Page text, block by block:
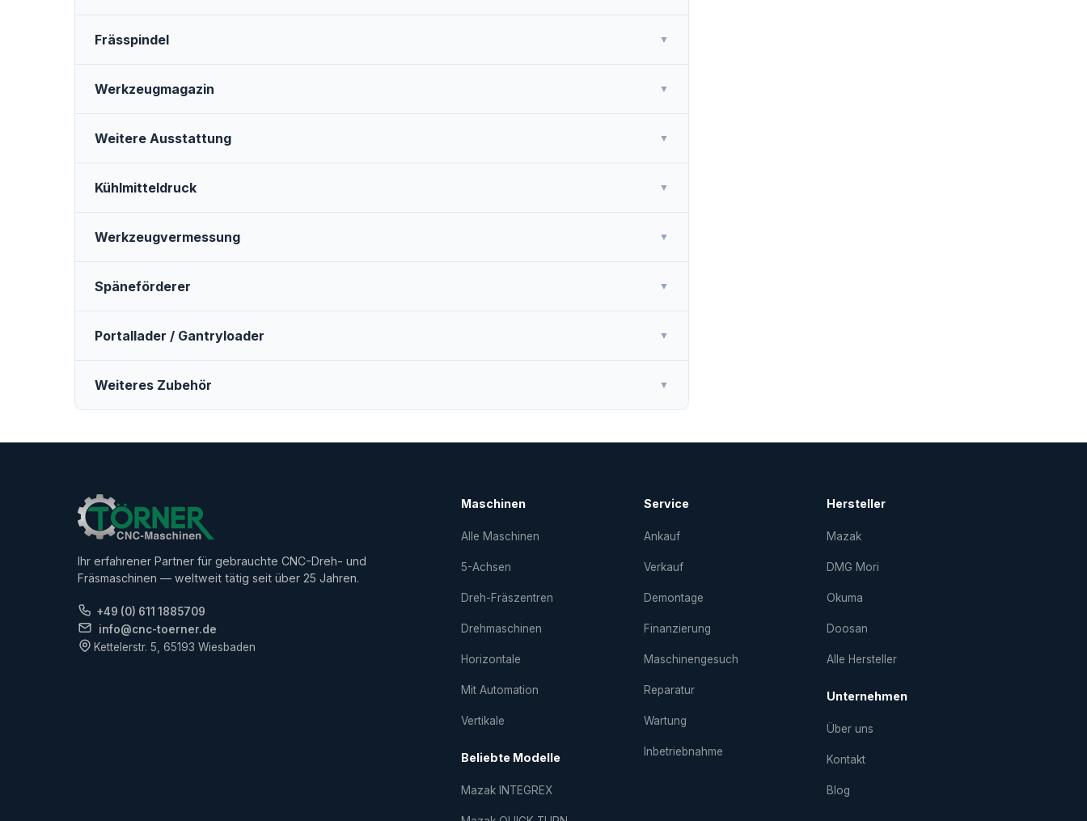
Frässpindel ▼
Werkzeugmagazin ▼
Weitere Ausstattung ▼
Kühlmitteldruck ▼
Werkzeugvermessung ▼
Späneförderer ▼
Portallader / Gantryloader ▼
Weiteres Zubehör ▼
Ihr erfahrener Partner für gebrauchte CNC-Dreh- und
Fräsmaschinen — weltweit tätig seit über 25 Jahren.
+49 (0) 611 1885709
info@cnc-toerner.de
Kettelerstr. 5, 65193 Wiesbaden
Maschinen
Alle Maschinen
5-Achsen
Dreh-Fräs­zentren
Drehmaschinen
Horizontale
Mit Automation
Vertikale
Beliebte Modelle
Mazak INTEGREX
Service
Ankauf
Verkauf
Demontage
Finanzierung
Maschinengesuch
Reparatur
Wartung
Inbetriebnahme
Hersteller
Mazak
DMG Mori
Okuma
Doosan
Alle Hersteller
Unternehmen
Über uns
Kontakt
Blog